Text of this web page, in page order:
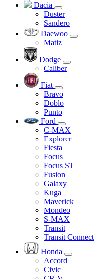
Dacia
Duster
Sandero
Daewoo
Matiz
Dodge
Caliber
Fiat
Bravo
Doblo
Punto
Ford
C-MAX
Explorer
Fiesta
Focus
Focus ST
Fusion
Galaxy
Kuga
Maverick
Mondeo
S-MAX
Transit
Transit Connect
Honda
Accord
Civic